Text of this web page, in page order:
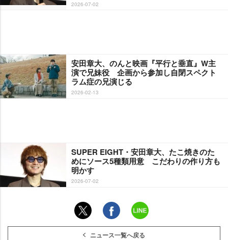
2026-07-02
安田章大、のんと映画『平行と垂直』W主
演で兄妹役 企画から参加し自閉スペクト
ラム症の兄演じる
2026-02-13
SUPER EIGHT・安田章大、たこ焼きのた
めにソース5種類用意 こだわりの作り方も
明かす
2026-07-02
ニュース一覧へ戻る